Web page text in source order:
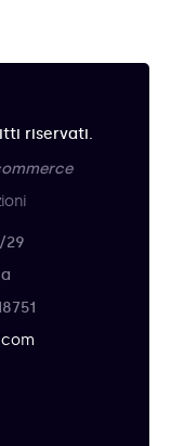
riservati.
29